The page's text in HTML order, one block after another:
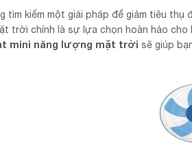
tìm kiếm một giải pháp để giảm tiêu thụ
trời chính là sự lựa chọn hoàn hảo
mini năng lượng mặt trời sẽ giúp